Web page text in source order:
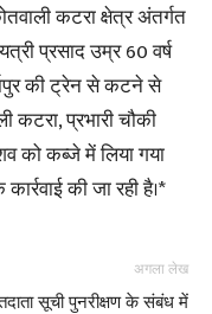
कटरा क्षेत्र अंतर्गत
प्रसाद उम्र 60 वर्ष
की ट्रेन से कटने से
कटरा, प्रभारी चौकी
को कब्जे में लिया गया
की जा रही है।*
अगला लेख
सूची पुनरीक्षण के संबंध में